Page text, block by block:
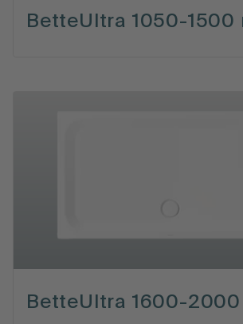
BetteUltra 1050-1500
BetteUltra 1600-2000